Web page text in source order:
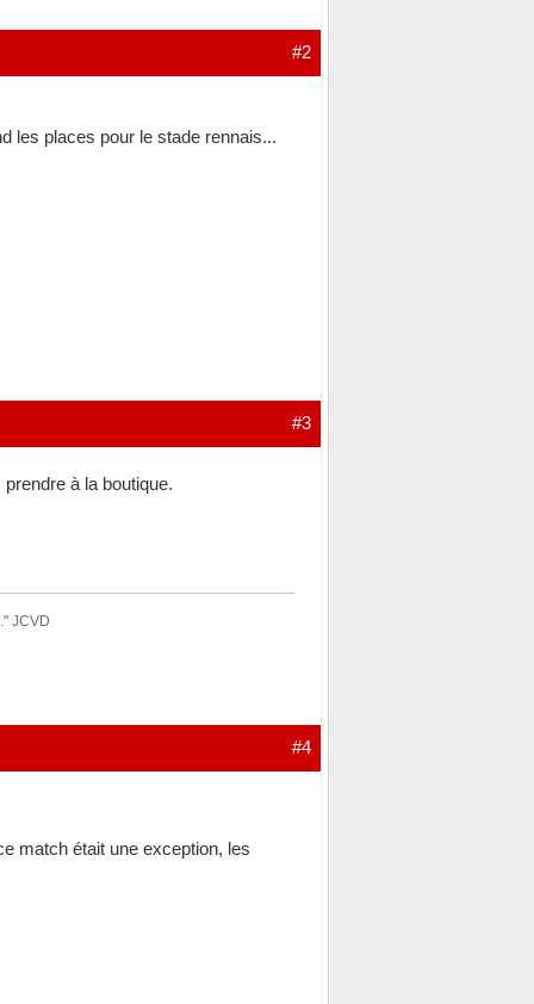
#2
les places pour le stade rennais...
#3
à la boutique.
JCVD
#4
match était une exception, les